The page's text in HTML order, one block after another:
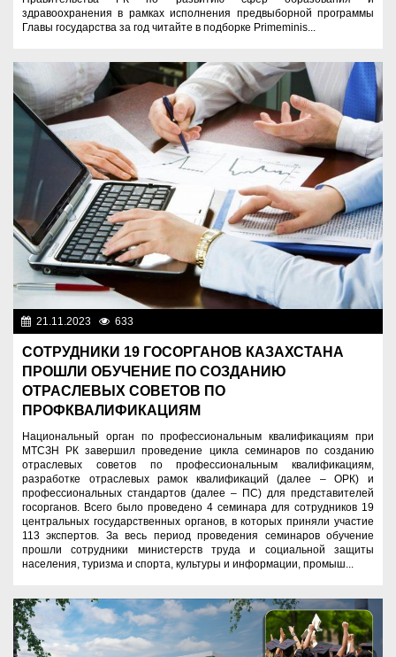
здравоохранения в рамках исполнения предвыборной программы
Главы государства за год читайте в подборке Primeminis...
21.11.2023 633
СОТРУДНИКИ 19 ГОСОРГАНОВ КАЗАХСТАНА
ПРОШЛИ ОБУЧЕНИЕ ПО СОЗДАНИЮ
ОТРАСЛЕВЫХ СОВЕТОВ ПО
ПРОФКВАЛИФИКАЦИЯМ
Национальный орган по профессиональным квалификациям при
МТСЗН РК завершил проведение цикла семинаров по созданию
отраслевых советов по профессиональным квалификациям,
разработке отраслевых рамок квалификаций (далее – ОРК) и
профессиональных стандартов (далее – ПС) для представителей
госорганов. Всего было проведено 4 семинара для сотрудников 19
центральных государственных органов, в которых приняли участие
113 экспертов. За весь период проведения семинаров обучение
прошли сотрудники министерств труда и социальной защиты
населения, туризма и спорта, культуры и информации, промыш...